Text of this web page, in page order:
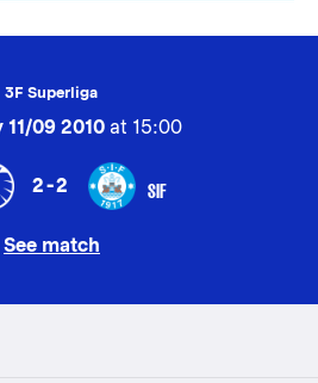
3F Superliga
09 2010 at 15:00
2-2 SIF
See match